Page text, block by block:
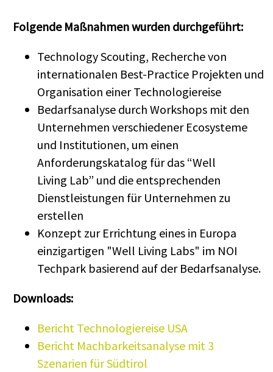
Folgende Maßnahmen wurden durchgeführt:
Technology Scouting, Recherche von
internationalen Best-Practice Projekten und
Organisation einer Technologiereise
Bedarfsanalyse durch Workshops mit den
Unternehmen verschiedener Ecosysteme
und Institutionen, um einen
Anforderungskatalog für das “Well
Living Lab” und die entsprechenden
Dienstleistungen für Unternehmen zu
erstellen
Konzept zur Errichtung eines in Europa
einzigartigen "Well Living Labs" im NOI
Techpark basierend auf der Bedarfsanalyse.
Downloads:
Bericht Technologiereise USA
Bericht Machbarkeitsanalyse mit 3
Szenarien für Südtirol